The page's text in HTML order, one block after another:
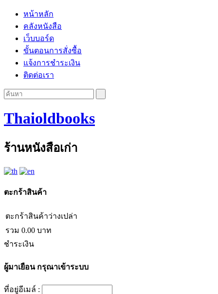
หน้าหลัก
คลังหนังสือ
เว็บบอร์ด
ขั้นตอนการสั่งซื้อ
แจ้งการชำระเงิน
ติดต่อเรา
Thaioldbooks
ร้านหนังสือเก่า
ตะกร้าสินค้า
ตะกร้าสินค้าว่างเปล่า
รวม 0.00 บาท
ชำระเงิน
ผู้มาเยือนกรุณาเข้าระบบ
ที่อยู่อีเมล์ :